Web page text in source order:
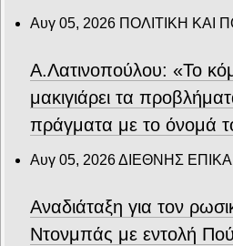
Αυγ 05, 2026 ΠΟΛΙΤΙΚΗ ΚΑΙ
Α.Λατινοπούλου: «Το
μακιγιάρει τα
πράγματα με το όνομά
Αυγ 05, 2026ΔΙΕΘΝΗΣ
Αναδιάταξη για τον
Ντονμπάς με εντολή